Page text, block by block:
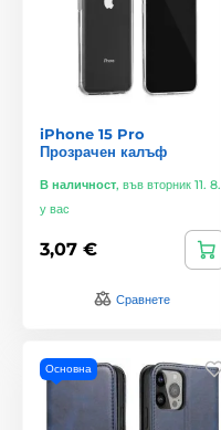
iPhone 15 Pro
Прозрачен калъф
В наличност, във вторник 11. 8.
у вас
3,07 €
Сравнете
Основна